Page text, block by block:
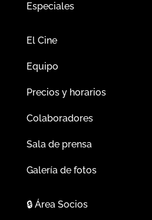
Especiales
El Cine
Equipo
Precios y horarios
Colaboradores
Sala de prensa
Galería de fotos
🔒Área Socios